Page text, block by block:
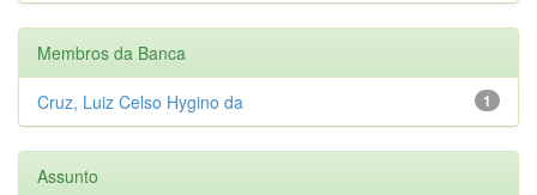
Membros da Banca
1
Cruz, Luiz Celso Hygino da
Assunto